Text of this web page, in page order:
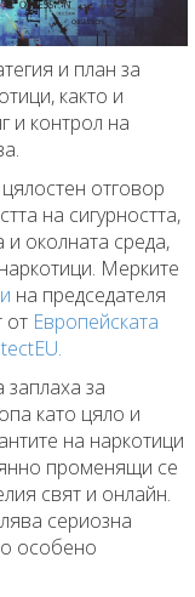
и план за
както и
и контрол на
отговор
на сигурността,
околната среда,
Мерките
на председателя
от Европейската
за
като цяло и
на наркотици
променящи се
свят и онлайн.
сериозна
особено